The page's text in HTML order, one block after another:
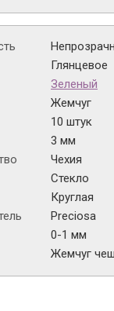
Глянцевое
Зеленый
Жемчуг
10 штук
3 мм
Чехия
Стекло
Круглая
Preciosa
0-1 мм
Жемчуг